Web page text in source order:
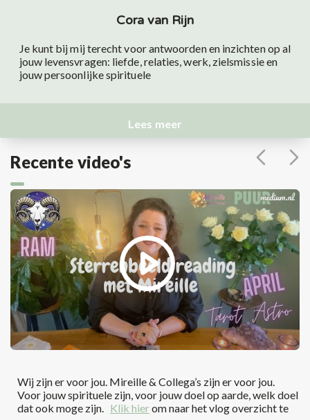
Cora van Rijn
Je kunt bij mij terecht voor antwoorden en inzichten op al
jouw levensvragen: liefde, relaties, werk, zielsmissie en
jouw persoonlijke spirituele
Lees meer
Recente video's
Wij zijn er voor jou. Mireille & Collega’s zijn er voor jou.
Voor jouw spirituele zijn, voor jouw doel op aarde, welk doel
dat ook moge zijn. Klik hierom naar het vlog overzicht te